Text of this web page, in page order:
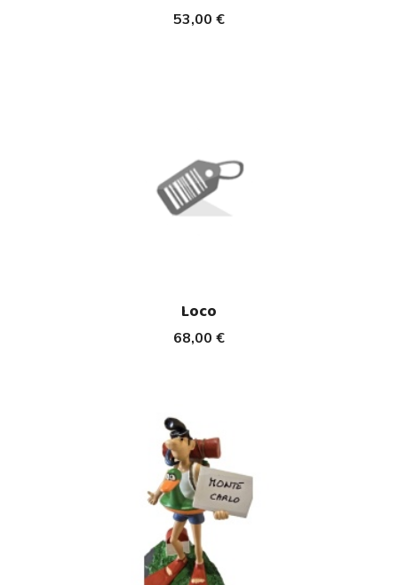
53,00 €
68,00 €
Loco